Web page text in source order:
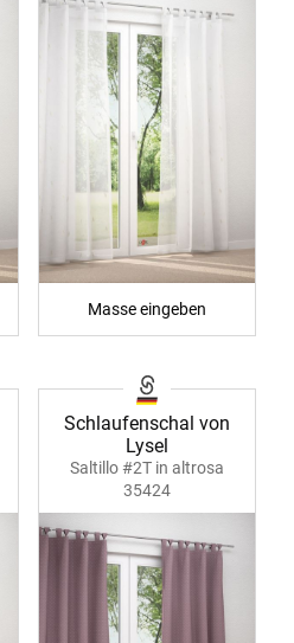
Masse eingeben
Schlaufenschal von
Lysel
Saltillo #2T in altrosa
35424